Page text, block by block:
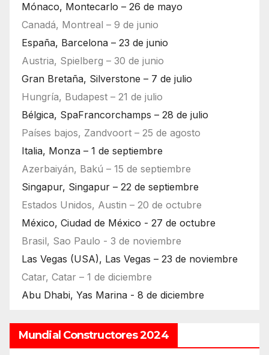
Mónaco, Montecarlo – 26 de mayo
Canadá, Montreal – 9 de junio
España, Barcelona – 23 de junio
Austria, Spielberg – 30 de junio
Gran Bretaña, Silverstone – 7 de julio
Hungría, Budapest – 21 de julio
Bélgica, SpaFrancorchamps – 28 de julio
Países bajos, Zandvoort – 25 de agosto
Italia, Monza – 1 de septiembre
Azerbaiyán, Bakú – 15 de septiembre
Singapur, Singapur – 22 de septiembre
Estados Unidos, Austin – 20 de octubre
México, Ciudad de México - 27 de octubre
Brasil, Sao Paulo - 3 de noviembre
Las Vegas (USA), Las Vegas – 23 de noviembre
Catar, Catar – 1 de diciembre
Abu Dhabi, Yas Marina - 8 de diciembre
Mundial Constructores 2024